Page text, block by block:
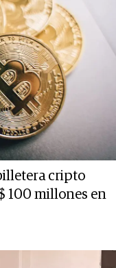
cripto
100 millones en